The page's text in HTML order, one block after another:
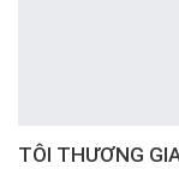
TÔI THƯƠNG